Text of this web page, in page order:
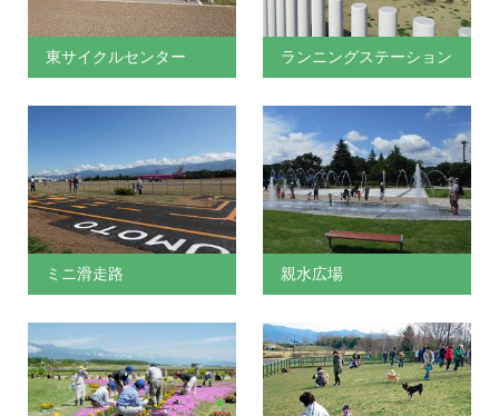
東サイクルセンター ランニングステーション
ミニ滑走路 親水広場